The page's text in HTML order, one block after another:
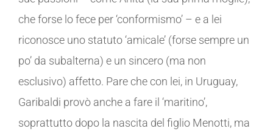
che forse lo fece per ‘conformismo’ – e a lei
riconosce uno statuto ‘amicale’ (forse sempre un
po’ da subalterna) e un sincero (ma non
esclusivo) affetto. Pare che con lei, in Uruguay,
Garibaldi provò anche a fare il ‘maritino’,
soprattutto dopo la nascita del figlio Menotti, ma